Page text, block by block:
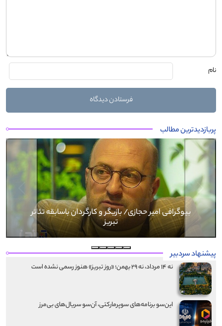
نام
پربازدیدترین مطالب
بیوگرافی کرار نماری
Previous
پیشنهاد سردبیر
نه ۱۴ مرداد، نه ۲۹ بهمن؛ «روز تبریز» هنوز رسمی نشده است
این‌سو برنامه‌های سوپرمارکتی، آن‌سو سریال‌های بی‌مرز